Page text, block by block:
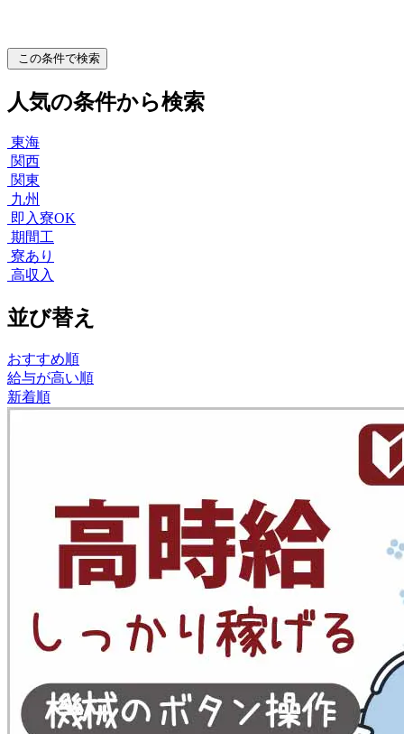
この条件で検索
人気の条件から検索
東海
関西
関東
九州
即入寮OK
期間工
寮あり
高収入
並び替え
おすすめ順
給与が高い順
新着順